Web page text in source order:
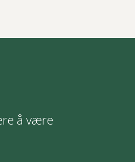
å være